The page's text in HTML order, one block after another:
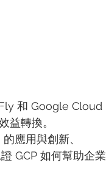
和 Google Cloud
益轉換。
應用與創新、
GCP 如何幫助企業